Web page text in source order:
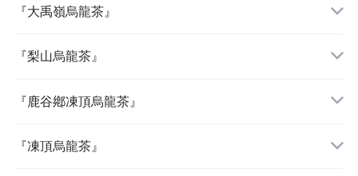
『大禹嶺烏龍茶』
『梨山烏龍茶』
『鹿谷鄕凍頂烏龍茶』
『凍頂烏龍茶』